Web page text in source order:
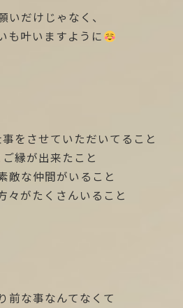
いだけじゃなく、
も叶いますように
をさせていただいてること
縁が出来たこと
敵な仲間がいること
々がたくさんいること
前な事なんてなくて